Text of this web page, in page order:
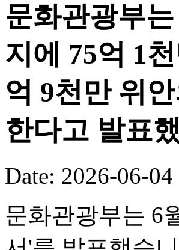
문화관광부
지에 75억 1
억 9천만 위
한다고 발표
Date: 2026-06-04
문화관광부는 6